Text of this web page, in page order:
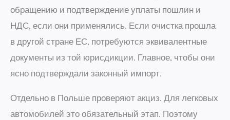
обращению и подтверждение уплаты пошлин и
НДС, если они применялись. Если очистка прошла
в другой стране ЕС, потребуются эквивалентные
документы из той юрисдикции. Главное, чтобы они
ясно подтверждали законный импорт.
Отдельно в Польше проверяют акциз. Для легковых
автомобилей это обязательный этап. Поэтому